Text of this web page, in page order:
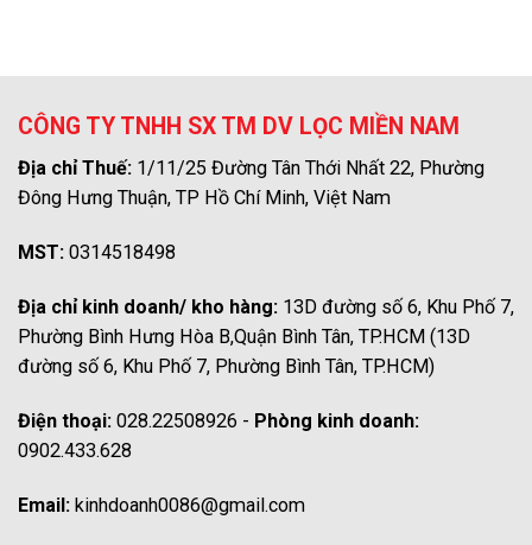
CÔNG TY TNHH SX TM DV LỌC MIỀN NAM
Địa chỉ Thuế: 1/11/25 Đường Tân Thới Nhất 22, Phường
Đông Hưng Thuận, TP Hồ Chí Minh, Việt Nam
MST: 0314518498
Địa chỉ kinh doanh/ kho hàng: 13D đường số 6, Khu Phố 7,
Phường Bình Hưng Hòa B,Quận Bình Tân, TP.HCM (13D
đường số 6, Khu Phố 7, Phường Bình Tân, TP.HCM)
Điện thoại: 028.22508926 - Phòng kinh doanh:
0902.433.628
Email: kinhdoanh0086@gmail.com